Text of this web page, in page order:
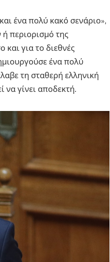
ένα πολύ κακό σενάριο»,
περιορισμό της
και για το διεθνές
ένα πολύ
τη σταθερή ελληνική
γίνει αποδεκτή.